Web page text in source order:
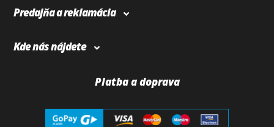
Predajňa a reklamácia
Kde nás nájdete
Platba a doprava